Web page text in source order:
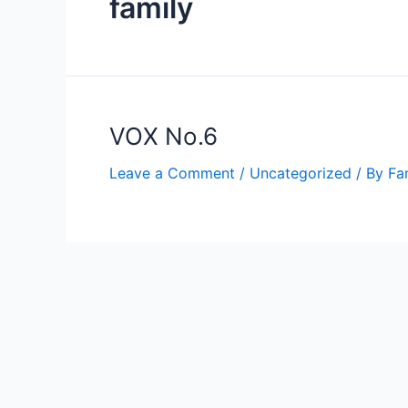
family
VOX No.6
Leave a Comment / Uncategorized / By